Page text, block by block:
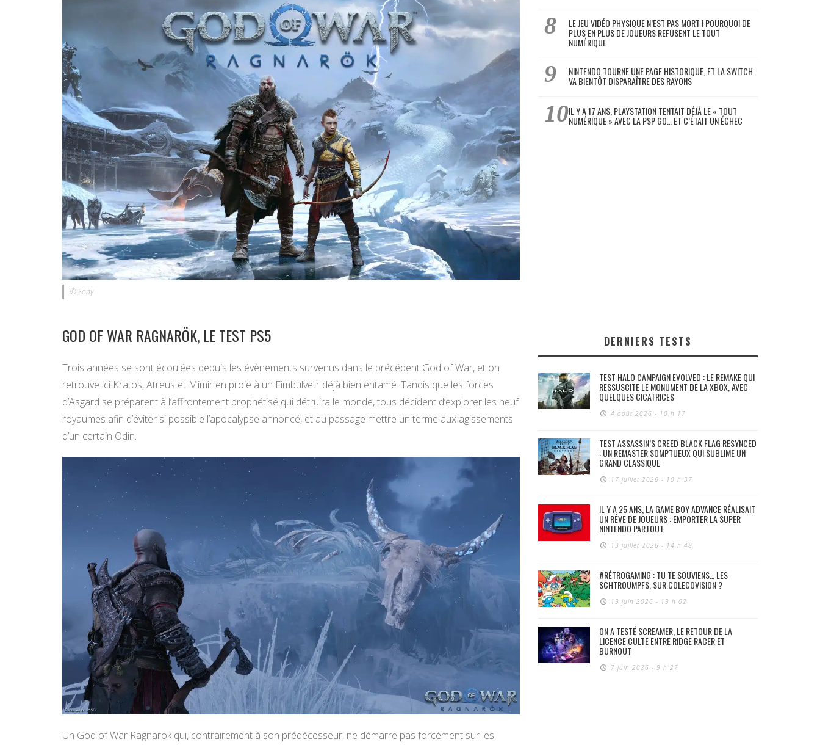
© Sony
GOD OF WAR RAGNARÖK, LE TEST PS5
Trois années se sont écoulées depuis les évènements survenus dans le précédent God of War, et on
retrouve ici Kratos, Atreus et Mimir en proie à un Fimbulvetr déjà bien entamé. Tandis que les forces
d’Asgard se préparent à l’affrontement prophétisé qui détruira le monde, tous décident d’explorer les neuf
royaumes afin d’éviter si possible l’apocalypse annoncé, et au passage mettre un terme aux agissements
d’un certain Odin.
Un God of War Ragnarök qui, contrairement à son prédécesseur, ne démarre pas forcément sur les
LE JEU VIDÉO PHYSIQUE N’EST PAS MORT ! POURQUOI DE
PLUS EN PLUS DE JOUEURS REFUSENT LE TOUT
NUMÉRIQUE
NINTENDO TOURNE UNE PAGE HISTORIQUE, ET LA SWITCH
VA BIENTÔT DISPARAÎTRE DES RAYONS
IL Y A 17 ANS, PLAYSTATION TENTAIT DÉJÀ LE « TOUT
NUMÉRIQUE » AVEC LA PSP GO… ET C’ÉTAIT UN ÉCHEC
DERNIERS TESTS
TEST HALO CAMPAIGN EVOLVED : LE REMAKE QUI
RESSUSCITE LE MONUMENT DE LA XBOX, AVEC
QUELQUES CICATRICES
4 août 2026 - 10 h 17
TEST ASSASSIN’S CREED BLACK FLAG RESYNCED
: UN REMASTER SOMPTUEUX QUI SUBLIME UN
GRAND CLASSIQUE
17 juillet 2026 - 10 h 37
IL Y A 25 ANS, LA GAME BOY ADVANCE RÉALISAIT
UN RÊVE DE JOUEURS : EMPORTER LA SUPER
NINTENDO PARTOUT
13 juillet 2026 - 14 h 48
#RÉTROGAMING : TU TE SOUVIENS… LES
SCHTROUMPFS, SUR COLECOVISION ?
19 juin 2026 - 19 h 02
ON A TESTÉ SCREAMER, LE RETOUR DE LA
LICENCE CULTE ENTRE RIDGE RACER ET
BURNOUT
7 juin 2026 - 9 h 27